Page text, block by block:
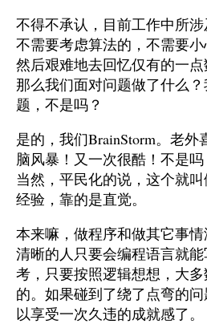
不得不承认，目前工作中所
不需要考虑算法的，不需要小
然后艰难地去回忆仅有的一点
那么我们面对问题做了什么
题，不是吗？
是的，我们BrainStorm。老外
脑风暴！又一次很酷！不是吗
当然，平民化的说，这个就
经验，靠的是直觉。
本来嘛，做程序和做其它事
清晰的人只要会编程语言就
考，只要按照逻辑想想，大
的。如果碰到了绕了点弯的
以享受一次久违的成就感了。